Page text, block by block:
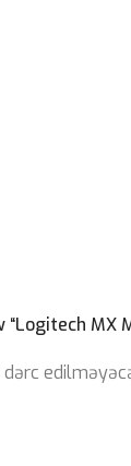
MX
dərc